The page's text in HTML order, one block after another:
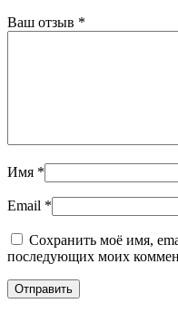
Ваш отзыв *
Имя *
Email *
Сохранить моё имя,
последующих моих